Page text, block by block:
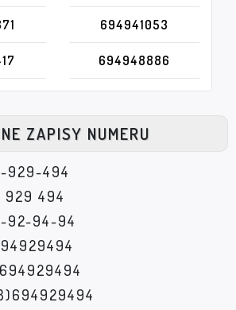
694941053
694948886
ZAPISY NUMERU
929-494
929 494
92-94-94